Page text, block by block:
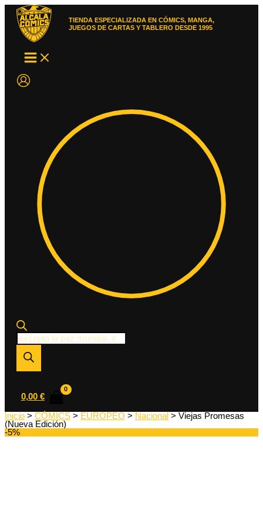
contenido
TIENDA ESPECIALIZADA EN CÓMICS, MANGA,
JUEGOS DE CARTAS Y TABLERO DESDE 1995
Búsqueda
de
productos
0,00 €
Inicio > CÓMICS > EUROPEO > Nacional > Viejas Promesas
(Nueva Edición)
-5%